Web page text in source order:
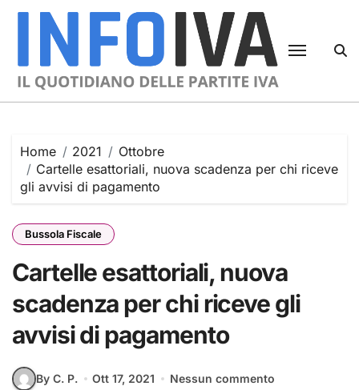
Skip
Home 2021
Ottobre
Cartelle esattoriali, nuova scadenza per chi riceve
gli avvisi di pagamento
Bussola Fiscale
Cartelle esattoriali, nuova
scadenza per chi riceve gli
avvisi di pagamento
By C. P. Ott 17, 2021
Nessun commento